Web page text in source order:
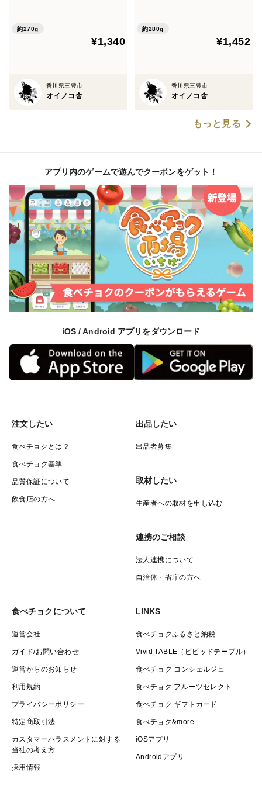
約270g
¥1,340
香川県三豊市
オイノコ舎
約280g
¥1,452
香川県三豊市
オイノコ舎
もっと見る
アプリ内のゲームで遊んでクーポンをゲット！
iOS / Android アプリをダウンロード
注文したい
食べチョクとは？
食べチョク基準
品質保証について
飲食店の方へ
出品したい
出品者募集
取材したい
生産者への取材を申し込む
連携のご相談
法人連携について
自治体・省庁の方へ
食べチョクについて
運営会社
ガイド/お問い合わせ
運営からのお知らせ
利用規約
プライバシーポリシー
特定商取引法
カスタマーハラスメントに対する
当社の考え方
採用情報
LINKS
食べチョクふるさと納税
Vivid TABLE（ビビッドテーブル）
食べチョク コンシェルジュ
食べチョク フルーツセレクト
食べチョク ギフトカード
食べチョク&more
iOSアプリ
Androidアプリ